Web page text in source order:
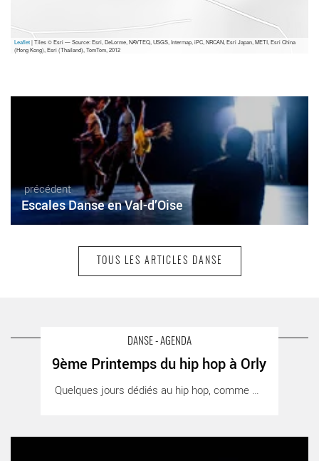
Leaflet| Tiles © Esri — Source: Esri, DeLorme, NAVTEQ, USGS, Intermap, iPC, NRCAN, Esri Japan, METI, Esri China
(Hong Kong), Esri (Thailand), TomTom, 2012
précédent
Escales Danse en Val-d’Oise
1980 – Une pièce de Pina Bausch
TOUS LES ARTICLES DANSE
A LIRE AUSSI SUR LA TERRASSE
DANSE - AGENDA
9ème Printemps du hip hop à Orly
9ème Printemps du hip hop à Orly - Critique sortie Danse